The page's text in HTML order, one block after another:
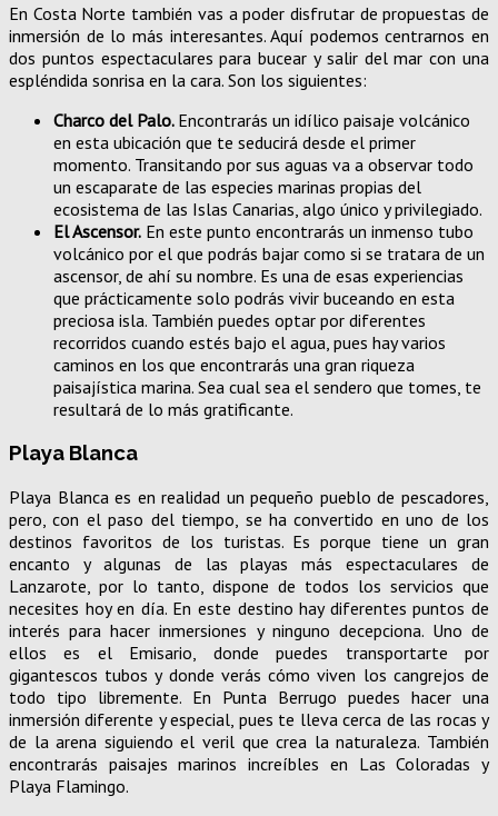
En Costa Norte también vas a poder disfrutar de propuestas de
inmersión de lo más interesantes. Aquí podemos centrarnos en
dos puntos espectaculares para bucear y salir del mar con una
espléndida sonrisa en la cara. Son los siguientes:
Charco del Palo. Encontrarás un idílico paisaje volcánico
en esta ubicación que te seducirá desde el primer
momento. Transitando por sus aguas va a observar todo
un escaparate de las especies marinas propias del
ecosistema de las Islas Canarias, algo único y privilegiado.
El Ascensor. En este punto encontrarás un inmenso tubo
volcánico por el que podrás bajar como si se tratara de un
ascensor, de ahí su nombre. Es una de esas experiencias
que prácticamente solo podrás vivir buceando en esta
preciosa isla. También puedes optar por diferentes
recorridos cuando estés bajo el agua, pues hay varios
caminos en los que encontrarás una gran riqueza
paisajística marina. Sea cual sea el sendero que tomes, te
resultará de lo más gratificante.
Playa Blanca
Playa Blanca es en realidad un pequeño pueblo de pescadores,
pero, con el paso del tiempo, se ha convertido en uno de los
destinos favoritos de los turistas. Es porque tiene un gran
encanto y algunas de las playas más espectaculares de
Lanzarote, por lo tanto, dispone de todos los servicios que
necesites hoy en día. En este destino hay diferentes puntos de
interés para hacer inmersiones y ninguno decepciona. Uno de
ellos es el Emisario, donde puedes transportarte por
gigantescos tubos y donde verás cómo viven los cangrejos de
todo tipo libremente. En Punta Berrugo puedes hacer una
inmersión diferente y especial, pues te lleva cerca de las rocas y
de la arena siguiendo el veril que crea la naturaleza. También
encontrarás paisajes marinos increíbles en Las Coloradas y
Playa Flamingo.